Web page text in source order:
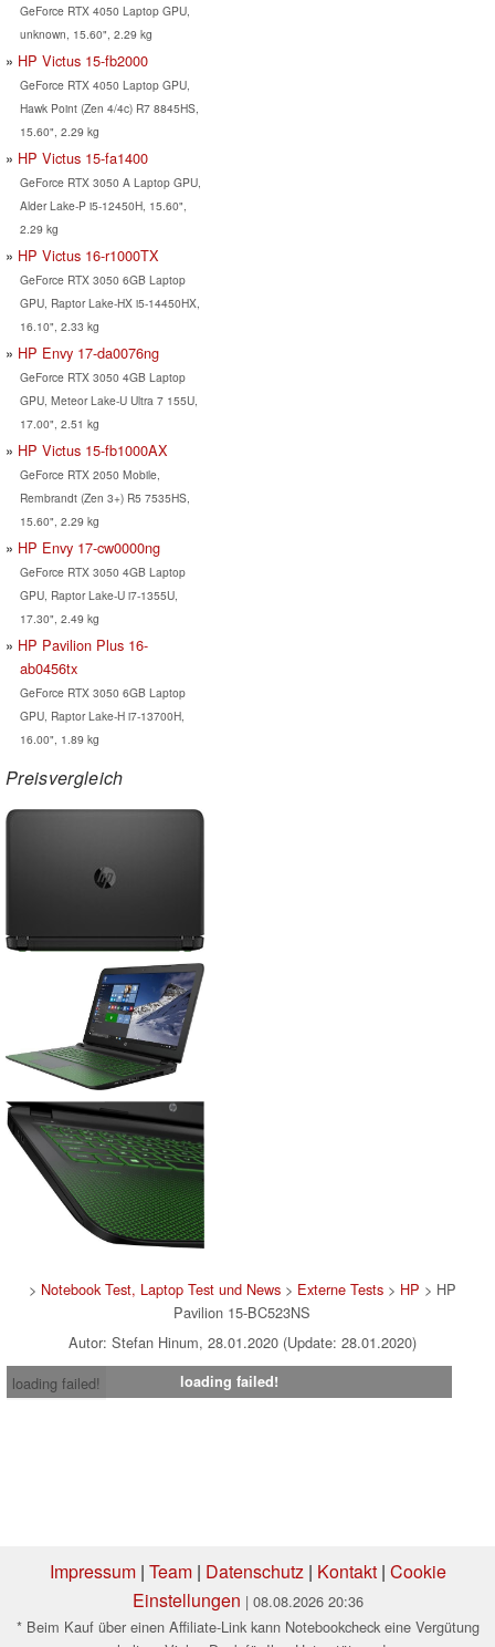
GeForce RTX 4050 Laptop GPU,
unknown, 15.60", 2.29 kg
HP Victus 15-fb2000
GeForce RTX 4050 Laptop GPU,
Hawk Point (Zen 4/4c) R7 8845HS,
15.60", 2.29 kg
HP Victus 15-fa1400
GeForce RTX 3050 A Laptop GPU,
Alder Lake-P i5-12450H, 15.60",
2.29 kg
HP Victus 16-r1000TX
GeForce RTX 3050 6GB Laptop
GPU, Raptor Lake-HX i5-14450HX,
16.10", 2.33 kg
HP Envy 17-da0076ng
GeForce RTX 3050 4GB Laptop
GPU, Meteor Lake-U Ultra 7 155U,
17.00", 2.51 kg
HP Victus 15-fb1000AX
GeForce RTX 2050 Mobile,
Rembrandt (Zen 3+) R5 7535HS,
15.60", 2.29 kg
HP Envy 17-cw0000ng
GeForce RTX 3050 4GB Laptop
GPU, Raptor Lake-U i7-1355U,
17.30", 2.49 kg
HP Pavilion Plus 16-
ab0456tx
GeForce RTX 3050 6GB Laptop
GPU, Raptor Lake-H i7-13700H,
16.00", 1.89 kg
Preisvergleich
> Notebook Test, Laptop Test und News> Externe Tests> HP > HP
Pavilion 15-BC523NS
Autor: Stefan Hinum, 28.01.2020 (Update: 28.01.2020)
loading failed!
loading failed!
Impressum| Team| Datenschutz | Kontakt| Cookie
Einstellungen | 08.08.2026 20:36
* Beim Kauf über einen Affiliate-Link kann Notebookcheck eine Vergütung